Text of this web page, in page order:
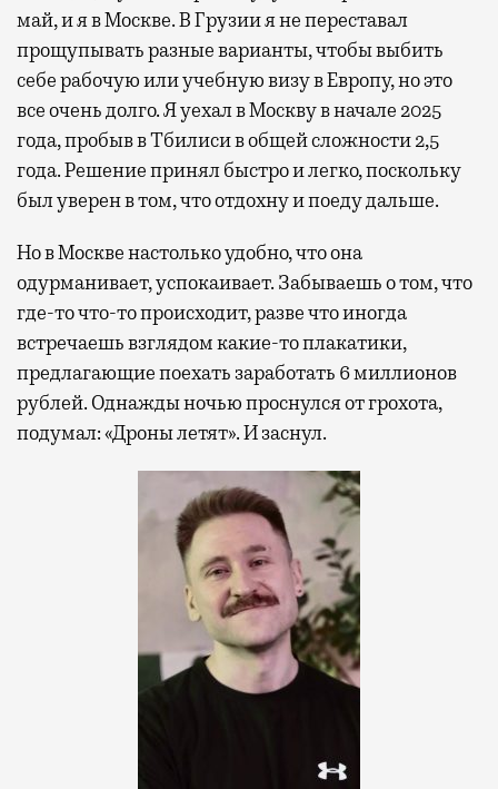
май, и я в Москве. В Грузии я не переставал
прощупывать разные варианты, чтобы выбить
себе рабочую или учебную визу в Европу, но это
все очень долго. Я уехал в Москву в начале 2025
года, пробыв в Тбилиси в общей сложности 2,5
года. Решение принял быстро и легко, поскольку
был уверен в том, что отдохну и поеду дальше.
Но в Москве настолько удобно, что она
одурманивает, успокаивает. Забываешь о том, что
где-то что-то происходит, разве что иногда
встречаешь взглядом какие-то плакатики,
предлагающие поехать заработать 6 миллионов
рублей. Однажды ночью проснулся от грохота,
подумал: «Дроны летят». И заснул.